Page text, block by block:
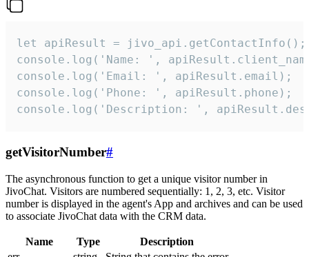
let apiResult = jivo_api.getContactInfo();
console.log('Name: ',
console.log('Email: ', apiResult.email);
console.log('Phone: ', apiResult.phone);
console.log('Description: ',
getVisitorNumber#
The asynchronous function to get a unique visitor number in
JivoChat. Visitors are numbered sequentially: 1, 2, 3, etc. Visitor
number is displayed in the agent's App and archives and can be used
to associate JivoChat data with the CRM data.
Name Type
Description